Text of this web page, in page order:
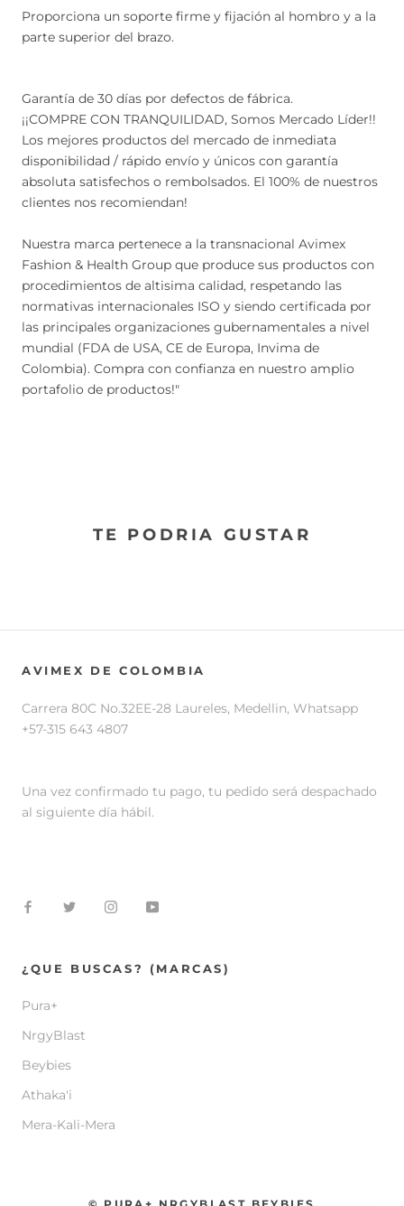
Proporciona un soporte firme y fijación al hombro y a la
parte superior del brazo.
Garantía de 30 días por defectos de fábrica.
¡¡COMPRE CON TRANQUILIDAD, Somos Mercado Líder!!
Los mejores productos del mercado de inmediata
disponibilidad / rápido envío y únicos con garantía
absoluta satisfechos o rembolsados. El 100% de nuestros
clientes nos recomiendan!
Nuestra marca pertenece a la transnacional Avimex
Fashion & Health Group que produce sus productos con
procedimientos de altisima calidad, respetando las
normativas internacionales ISO y siendo certificada por
las principales organizaciones gubernamentales a nivel
mundial (FDA de USA, CE de Europa, Invima de
Colombia). Compra con confianza en nuestro amplio
portafolio de productos!"
TE PODRIA GUSTAR
AVIMEX DE COLOMBIA
Carrera 80C No.32EE-28 Laureles, Medellin, Whatsapp
+57-315 643 4807
Una vez confirmado tu pago, tu pedido será despachado
al siguiente día hábil.
¿QUE BUSCAS? (MARCAS)
Pura+
NrgyBlast
Beybies
Athaka'i
Mera-Kali-Mera